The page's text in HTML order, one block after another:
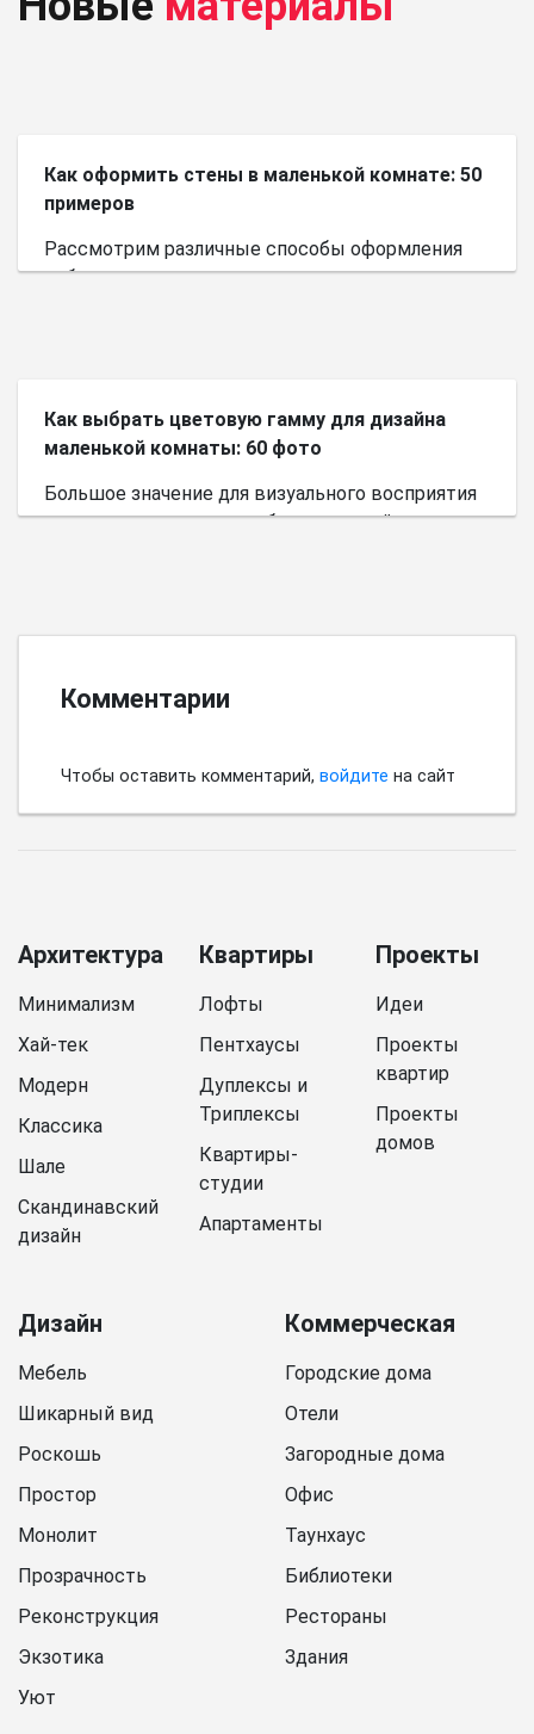
Как оформить стены в маленькой комнате: 50
примеров
Рассмотрим различные способы оформления
небольшого пространства.
Как выбрать цветовую гамму для дизайна
маленькой комнаты: 60 фото
Большое значение для визуального восприятия
пространства имеет выбор цветовой палитры.
Комментарии
Чтобы оставить комментарий, войдите на сайт
Архитектура
Минимализм
Хай-тек
Модерн
Классика
Шале
Скандинавский
дизайн
Квартиры
Лофты
Пентхаусы
Дуплексы и
Триплексы
Квартиры-
студии
Апартаменты
Проекты
Идеи
Проекты
квартир
Проекты
домов
Дизайн
Мебель
Шикарный вид
Роскошь
Простор
Монолит
Прозрачность
Реконструкция
Экзотика
Уют
Коммерческая
Городские дома
Отели
Загородные дома
Офис
Таунхаус
Библиотеки
Рестораны
Здания